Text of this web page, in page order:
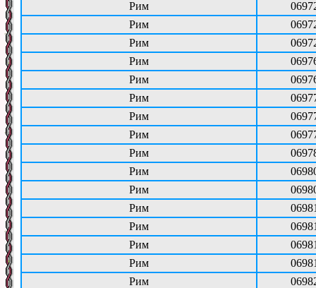
Рим
Рим
Рим
Рим
Рим
Рим
Рим
Рим
Рим
Рим
Рим
Рим
Рим
Рим
Рим
Рим